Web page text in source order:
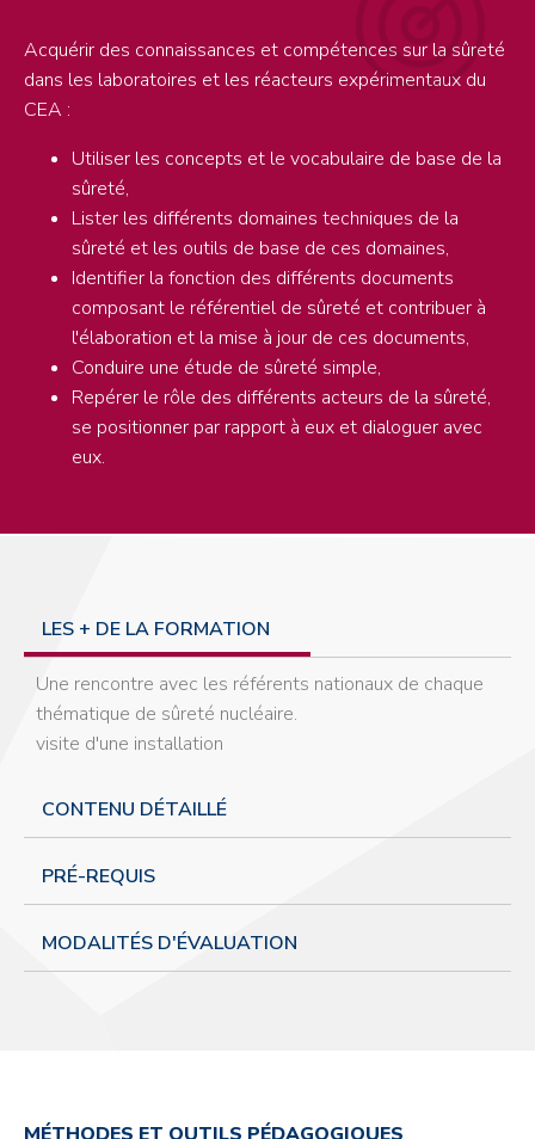
Acquérir des connaissances et compétences sur la sûreté
dans les laboratoires et les réacteurs expérimentaux du
CEA :
Utiliser les concepts et le vocabulaire de base de la
sûreté,
Lister les différents domaines techniques de la
sûreté et les outils de base de ces domaines,
Identifier la fonction des différents documents
composant le référentiel de sûreté et contribuer à
l'élaboration et la mise à jour de ces documents,
Conduire une étude de sûreté simple,
Repérer le rôle des différents acteurs de la sûreté,
se positionner par rapport à eux et dialoguer avec
eux.
LES + DE LA FORMATION
Une rencontre avec les référents nationaux de chaque
thématique de sûreté nucléaire.
visite d'une installation
CONTENU DÉTAILLÉ
PRÉ-REQUIS
MODALITÉS D'ÉVALUATION